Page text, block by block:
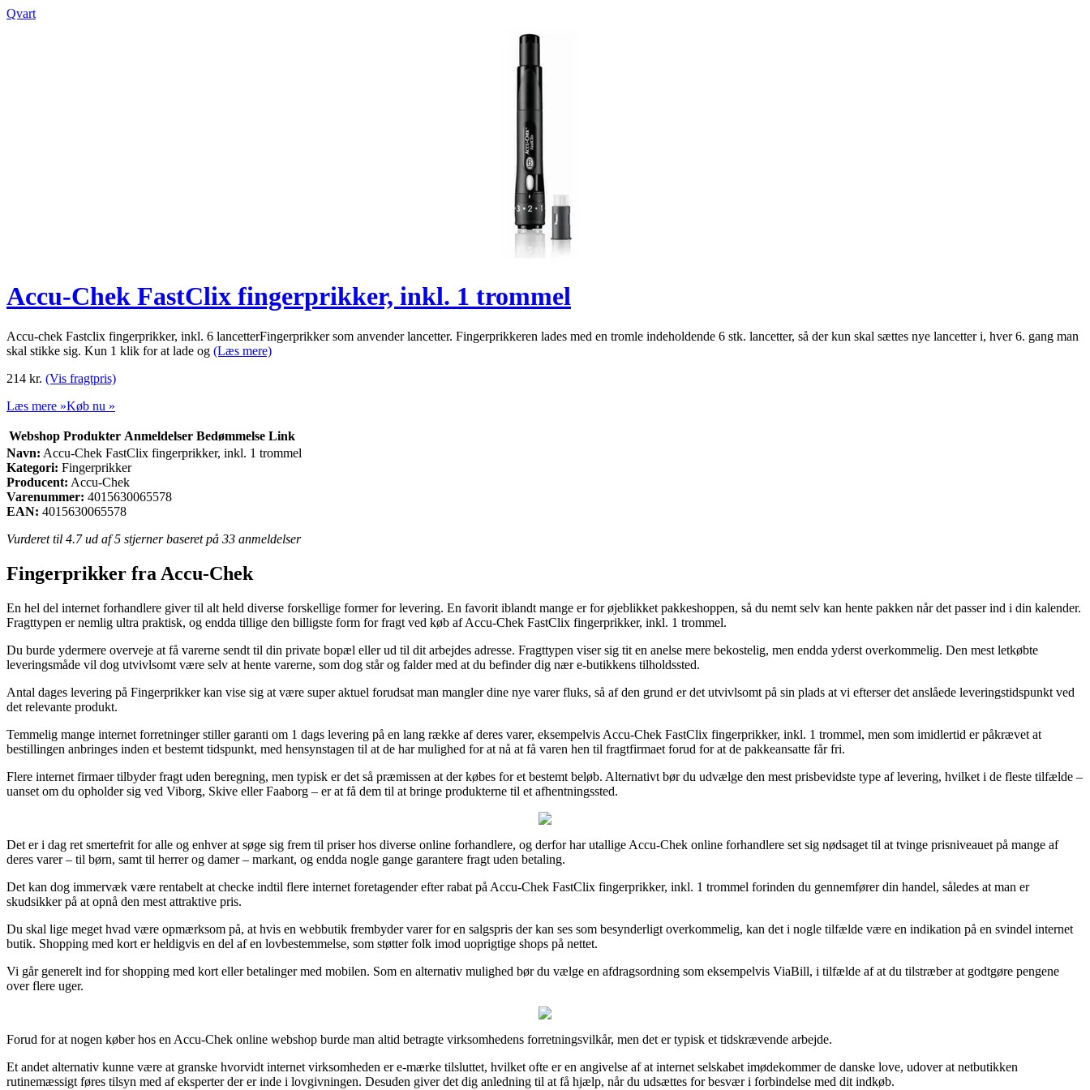
Qvart
Accu-Chek FastClix fingerprikker, inkl. 1 trommel
Accu-chek Fastclix fingerprikker, inkl. 6 lancetterFingerprikker som anvender lancetter. Fingerprikkeren lades med en tromle indeholdende 6 stk. lancetter, så der kun skal sættes nye lancetter i, hver 6. gang man
skal stikke sig. Kun 1 klik for at lade og (Læs mere)
214 kr. (Vis fragtpris)
Læs mere »Køb nu »
Webshop Produkter Anmeldelser Bedømmelse Link
Navn: Accu-Chek FastClix fingerprikker, inkl. 1 trommel
Kategori: Fingerprikker
Producent: Accu-Chek
Varenummer: 4015630065578
EAN: 4015630065578
Vurderet til 4.7ud af 5 stjerner baseret på 33 anmeldelser
Fingerprikker fra Accu-Chek
En hel del internet forhandlere giver til alt held diverse forskellige former for levering. En favorit iblandt mange er for øjeblikket pakkeshoppen, så du nemt selv kan hente pakken når det passer ind i din kalender.
Fragttypen er nemlig ultra praktisk, og endda tillige den billigste form for fragt ved køb af Accu-Chek FastClix fingerprikker, inkl. 1 trommel.
Du burde ydermere overveje at få varerne sendt til din private bopæl eller ud til dit arbejdes adresse. Fragttypen viser sig tit en anelse mere bekostelig, men endda yderst overkommelig. Den mest letkøbte
leveringsmåde vil dog utvivlsomt være selv at hente varerne, som dog står og falder med at du befinder dig nær e-butikkens tilholdssted.
Antal dages levering på Fingerprikker kan vise sig at være super aktuel forudsat man mangler dine nye varer fluks, så af den grund er det utvivlsomt på sin plads at vi efterser det anslåede leveringstidspunkt ved
det relevante produkt.
Temmelig mange internet forretninger stiller garanti om 1 dags levering på en lang række af deres varer, eksempelvis Accu-Chek FastClix fingerprikker, inkl. 1 trommel, men som imidlertid er påkrævet at
bestillingen anbringes inden et bestemt tidspunkt, med hensynstagen til at de har mulighed for at nå at få varen hen til fragtfirmaet forud for at de pakkeansatte får fri.
Flere internet firmaer tilbyder fragt uden beregning, men typisk er det så præmissen at der købes for et bestemt beløb. Alternativt bør du udvælge den mest prisbevidste type af levering, hvilket i de fleste tilfælde –
uanset om du opholder sig ved Viborg, Skive eller Faaborg – er at få dem til at bringe produkterne til et afhentningssted.
Det er i dag ret smertefrit for alle og enhver at søge sig frem til priser hos diverse online forhandlere, og derfor har utallige Accu-Chek online forhandlere set sig nødsaget til at tvinge prisniveauet på mange af
deres varer – til børn, samt til herrer og damer – markant, og endda nogle gange garantere fragt uden betaling.
Det kan dog immervæk være rentabelt at checke indtil flere internet foretagender efter rabat på Accu-Chek FastClix fingerprikker, inkl. 1 trommel forinden du gennemfører din handel, således at man er
skudsikker på at opnå den mest attraktive pris.
Du skal lige meget hvad være opmærksom på, at hvis en webbutik frembyder varer for en salgspris der kan ses som besynderligt overkommelig, kan det i nogle tilfælde være en indikation på en svindel internet
butik. Shopping med kort er heldigvis en del af en lovbestemmelse, som støtter folk imod uoprigtige shops på nettet.
Vi går generelt ind for shopping med kort eller betalinger med mobilen. Som en alternativ mulighed bør du vælge en afdragsordning som eksempelvis ViaBill, i tilfælde af at du tilstræber at godtgøre pengene
over flere uger.
Forud for at nogen køber hos en Accu-Chek online webshop burde man altid betragte virksomhedens forretningsvilkår, men det er typisk et tidskrævende arbejde.
Et andet alternativ kunne være at granske hvorvidt internet virksomheden er e-mærke tilsluttet, hvilket ofte er en angivelse af at internet selskabet imødekommer de danske love, udover at netbutikken
rutinemæssigt føres tilsyn med af eksperter der er inde i lovgivningen. Desuden giver det dig anledning til at få hjælp, når du udsættes for besvær i forbindelse med dit indkøb.